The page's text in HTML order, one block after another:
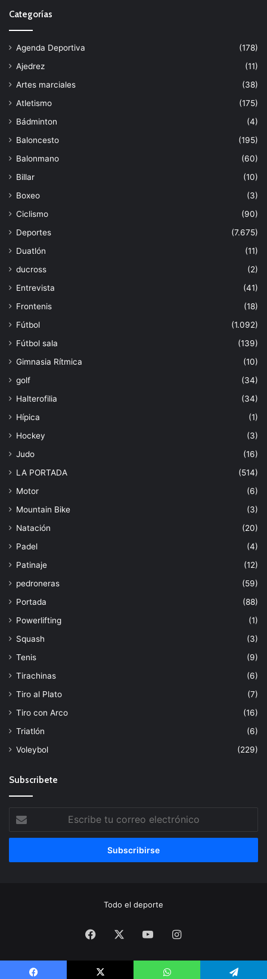
Categorías
Agenda Deportiva
(178)
Ajedrez
(11)
Artes marciales
(38)
Atletismo
(175)
Bádminton
(4)
Baloncesto
(195)
Balonmano
(60)
Billar
(10)
Boxeo
(3)
Ciclismo
(90)
Deportes
(7.675)
Duatlón
(11)
ducross
(2)
Entrevista
(41)
Frontenis
(18)
Fútbol
(1.092)
Fútbol sala
(139)
Gimnasia Rítmica
(10)
golf
(34)
Halterofilia
(34)
Hípica
(1)
Hockey
(3)
Judo
(16)
LA PORTADA
(514)
Motor
(6)
Mountain Bike
(3)
Natación
(20)
Padel
(4)
Patinaje
(12)
pedroneras
(59)
Portada
(88)
Powerlifting
(1)
Squash
(3)
Tenis
(9)
Tirachinas
(6)
Tiro al Plato
(7)
Tiro con Arco
(16)
Triatlón
(6)
Voleybol
(229)
Subscribete
tu
correo
Todo el deporte
Facebook YouTubeInstagram